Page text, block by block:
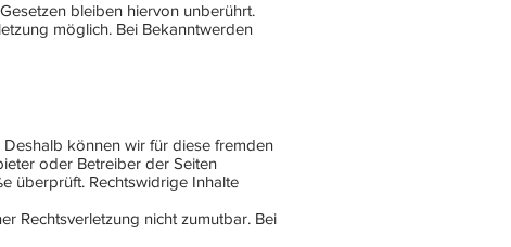
bleiben hiervon unberührt.
möglich. Bei Bekanntwerden
können wir für diese fremden
oder Betreiber der Seiten
überprüft. Rechtswidrige Inhalte
Rechtsverletzung nicht zumutbar. Bei